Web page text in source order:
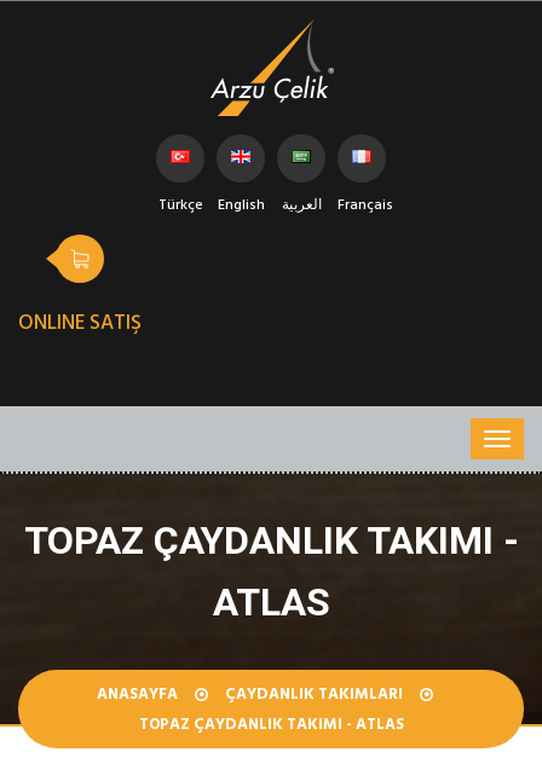
Türkçe English العربية Français
ONLINE SATIŞ
TOPAZ ÇAYDANLIK TAKIMI -
ATLAS
ANASAYFA
ÇAYDANLIK TAKIMLARI
TOPAZ ÇAYDANLIK TAKIMI - ATLAS